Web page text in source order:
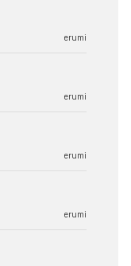
erumi
erumi
erumi
erumi